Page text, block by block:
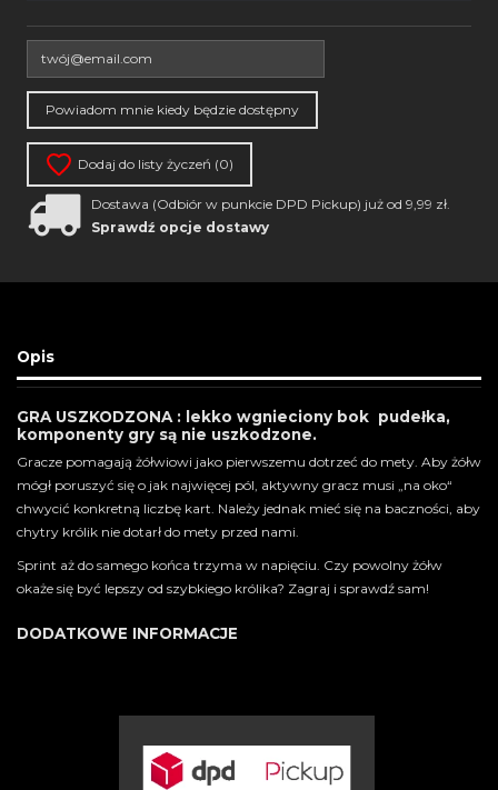
Dodaj do listy życzeń (0)
Dostawa (Odbiór w punkcie DPD Pickup) już od 9,99 zł.
Sprawdź opcje dostawy
Opis
GRA USZKODZONA : lekko wgnieciony bok pudełka,
komponenty gry są nie uszkodzone.
Gracze pomagają żółwiowi jako pierwszemu dotrzeć do mety. Aby żółw
mógł poruszyć się o jak najwięcej pól, aktywny gracz musi „na oko“
chwycić konkretną liczbę kart. Należy jednak mieć się na baczności, aby
chytry królik nie dotarł do mety przed nami.
Sprint aż do samego końca trzyma w napięciu. Czy powolny żółw
okaże się być lepszy od szybkiego królika? Zagraj i sprawdź sam!
DODATKOWE INFORMACJE